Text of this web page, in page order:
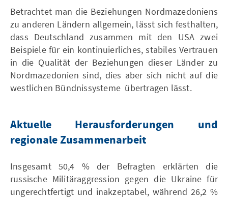
Betrachtet man die Beziehungen Nordmazedoniens
zu anderen Ländern allgemein, lässt sich festhalten,
dass Deutschland zusammen mit den USA zwei
Beispiele für ein kontinuierliches, stabiles Vertrauen
in die Qualität der Beziehungen dieser Länder zu
Nordmazedonien sind, dies aber sich nicht auf die
westlichen Bündnissysteme übertragen lässt.
Aktuelle Herausforderungen und
regionale Zusammenarbeit
Insgesamt 50,4 % der Befragten erklärten die
russische Militäraggression gegen die Ukraine für
ungerechtfertigt und inakzeptabel, während 26,2 %